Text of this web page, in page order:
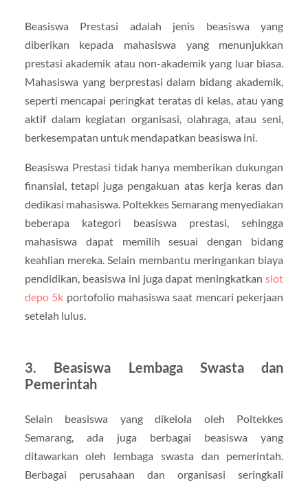
Beasiswa Prestasi adalah jenis beasiswa yang
diberikan kepada mahasiswa yang menunjukkan
prestasi akademik atau non-akademik yang luar biasa.
Mahasiswa yang berprestasi dalam bidang akademik,
seperti mencapai peringkat teratas di kelas, atau yang
aktif dalam kegiatan organisasi, olahraga, atau seni,
berkesempatan untuk mendapatkan beasiswa ini.
Beasiswa Prestasi tidak hanya memberikan dukungan
finansial, tetapi juga pengakuan atas kerja keras dan
dedikasi mahasiswa. Poltekkes Semarang menyediakan
beberapa kategori beasiswa prestasi, sehingga
mahasiswa dapat memilih sesuai dengan bidang
keahlian mereka. Selain membantu meringankan biaya
pendidikan, beasiswa ini juga dapat meningkatkanslot
depo 5k portofolio mahasiswa saat mencari pekerjaan
setelah lulus.
3. Beasiswa Lembaga Swasta dan
Pemerintah
Selain beasiswa yang dikelola oleh Poltekkes
Semarang, ada juga berbagai beasiswa yang
ditawarkan oleh lembaga swasta dan pemerintah.
Berbagai perusahaan dan organisasi seringkali